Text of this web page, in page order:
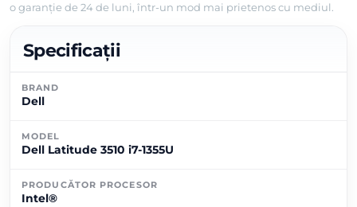
o garanție de 24 de luni, într-un mod mai prietenos cu mediul.
Specificații
BRAND
Dell
MODEL
Dell Latitude 3510 i7-1355U
PRODUCĂTOR PROCESOR
Intel®